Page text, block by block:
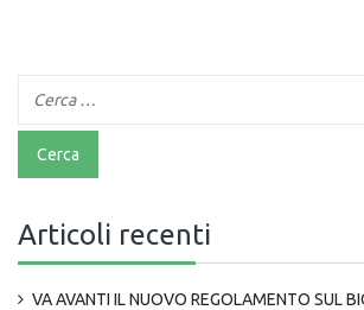
Articoli recenti
VA AVANTI IL NUOVO REGOLAMENTO SUL